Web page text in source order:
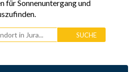
für Sonnenuntergang und